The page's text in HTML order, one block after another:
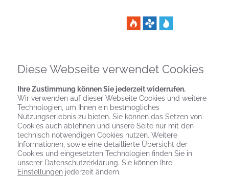
Diese Webseite verwendet Cookies
Ihre Zustimmung können Sie jederzeit widerrufen.
Wir verwenden auf dieser Webseite Cookies und weitere
Technologien, um Ihnen ein bestmögliches
Nutzungserlebnis zu bieten. Sie können das Setzen von
Cookies auch ablehnen und unsere Seite nur mit den
technisch notwendigen Cookies nutzen. Weitere
Informationen, sowie eine detaillierte Übersicht der
Cookies und eingesetzten Technologien finden Sie in
unserer Datenschutzerklärung. Sie können Ihre
Einstellungen jederzeit ändern.